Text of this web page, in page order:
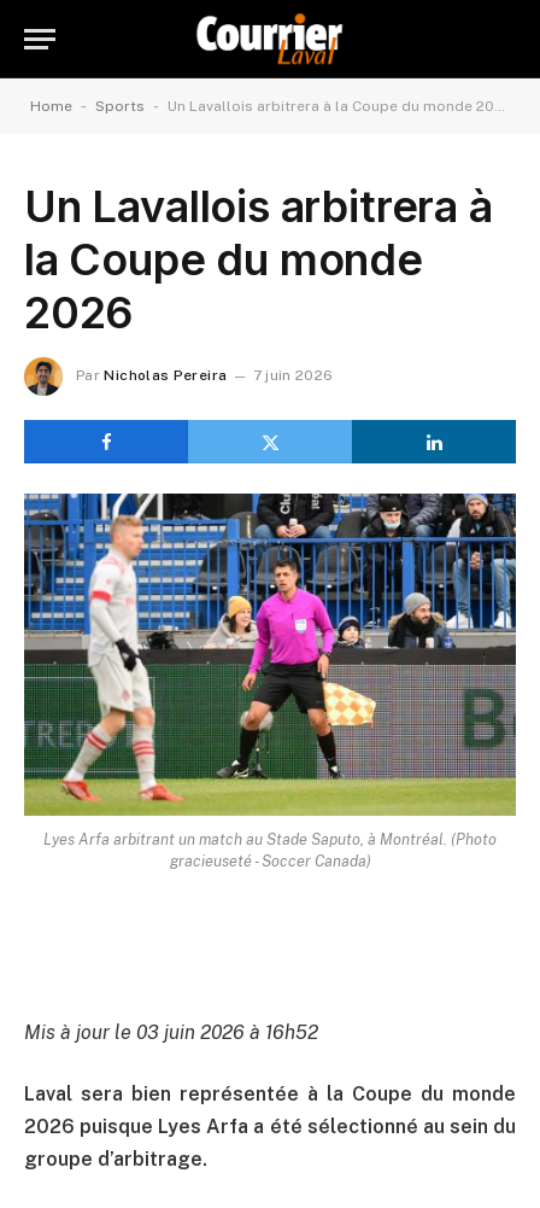
Home - Sports - Un Lavallois arbitrera à la Coupe du monde 2026
Un Lavallois arbitrera à
la Coupe du monde
2026
Par Nicholas Pereira 7 juin 2026
Lyes Arfa arbitrant un match au Stade Saputo, à Montréal. (Photo
gracieuseté - Soccer Canada)
Mis à jour le 03 juin 2026 à 16h52
Laval sera bien représentée à la Coupe du monde
2026 puisque Lyes Arfa a été sélectionné au sein du
groupe d’arbitrage.